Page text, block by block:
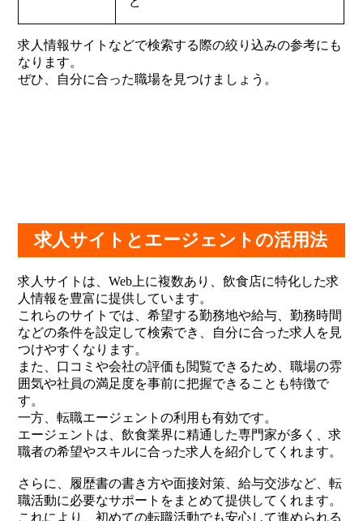
求人情報サイトなどで検索する際の絞り込みの参考にも
なります。
ぜひ、自分に合った職場を見つけましょう。
求人サイトとエージェントの活用法
求人サイトは、Web上に複数あり、飲食店に特化した求
人情報を豊富に提供しています。
これらのサイトでは、希望する勤務地や給与、勤務時間
などの条件を設定して検索でき、自分に合った求人を見
つけやすくなります。
また、口コミや会社の評価も閲覧できるため、職場の雰
囲気や社員の満足度を事前に把握できることも特徴で
す。
一方、転職エージェントの利用も有効です。
エージェントは、飲食業界に精通した専門家が多く、求
職者の希望やスキルに合った求人を紹介してくれます。
さらに、履歴書の書き方や面接対策、給与交渉など、転
職活動に必要なサポートをまとめて提供してくれます。
これにより、初めての転職活動でも安心して進められる